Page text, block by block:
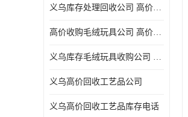
义乌库存处理回收公司 高价回收库存积压 大量尾货回收
高价收购毛绒玩具公司 高价回收库存积压 回收库存 二手勿扰
义乌库存毛绒玩具收购公司 高价回收库存积压 义乌市永峰贸易商行
义乌高价回收工艺品公司
义乌高价回收工艺品库存电话